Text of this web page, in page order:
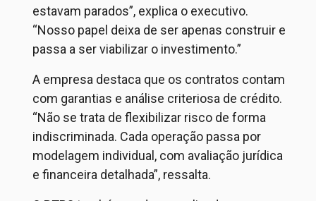
estavam parados”, explica o executivo.
“Nosso papel deixa de ser apenas construir e
passa a ser viabilizar o investimento.”
A empresa destaca que os contratos contam
com garantias e análise criteriosa de crédito.
“Não se trata de flexibilizar risco de forma
indiscriminada. Cada operação passa por
modelagem individual, com avaliação jurídica
e financeira detalhada”, ressalta.